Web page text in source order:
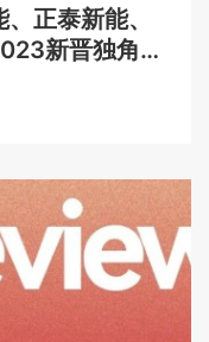
正泰新能、
新晋独角